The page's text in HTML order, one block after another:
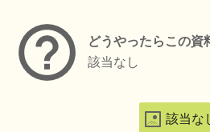
どうやったらこの資
該当なし
該当な